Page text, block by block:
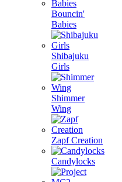
Bouncin'
Babies
Shibajuku
Girls
Shimmer
Wing
Zapf Creation
Candylocks